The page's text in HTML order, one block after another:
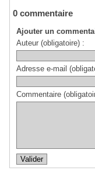
0 commentaire
Ajouter un
Auteur (obligatoire) :
Adresse e-mail
Commentaire